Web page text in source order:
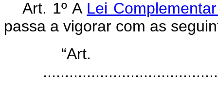
Art. 1º A Lei
passa a vigorar com as